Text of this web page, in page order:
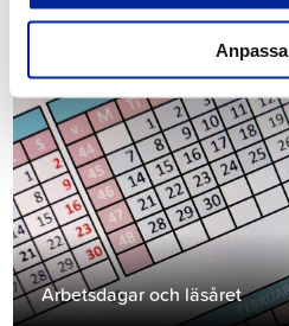
Anpassa
Arbetsdagar och läsåret